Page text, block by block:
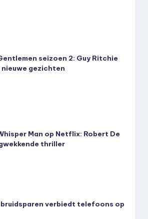
seizoen 2: Guy Ritchie
gezichten
Man op Netflix: Robert De
thriller
verbiedt telefoons op